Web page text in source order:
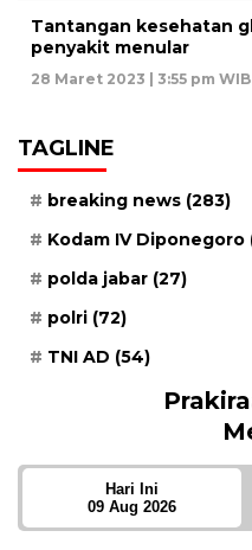
Tantangan kesehatan
penyakit menular
28 Maret 2023 | 3:55 pm WIB
TAGLINE
breaking news (283)
Kodam IV Diponegoro
polda jabar (27)
polri (72)
TNI AD (54)
Hari Ini
09 Aug 2026